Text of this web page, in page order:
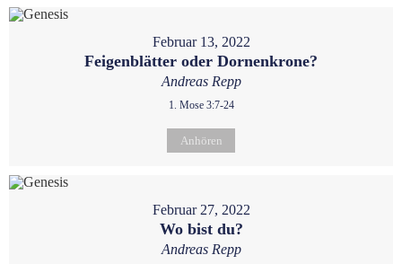
Februar 13, 2022
Feigenblätter oder Dornenkrone?
Andreas Repp
1. Mose 3:7-24
Anhören
Februar 27, 2022
Wo bist du?
Andreas Repp